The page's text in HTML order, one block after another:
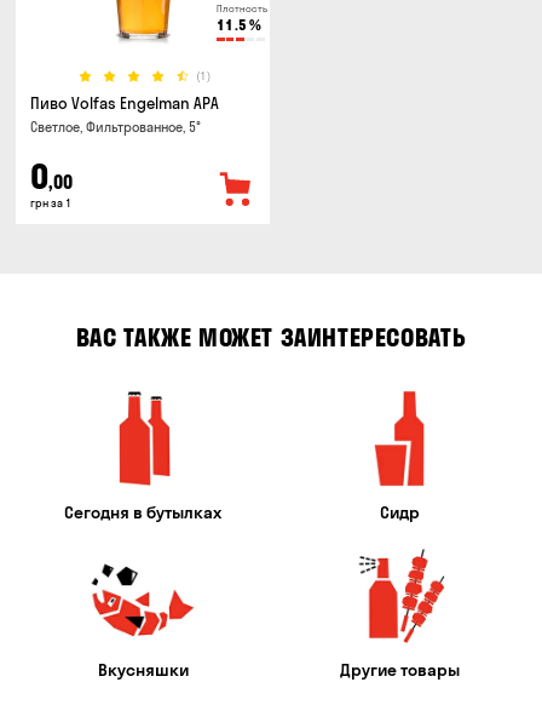
Плотность
11.5 %
(1)
Пиво Volfas Engelman APA
Светлое, Фильтрованное, 5°
0,00
грн за 1
ВАС ТАКЖЕ МОЖЕТ ЗАИНТЕРЕСОВАТЬ
Сегодня в бутылках Сидр
Вкусняшки Другие товары